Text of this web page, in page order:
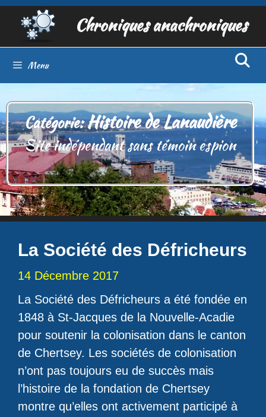
Aller
contenu
Chroniques anachroniques
Menu
Catégorie:Histoire de Lanaudière
Site indépendant sans témoin espion
La Société des Défricheurs
14 Décembre 2017
La Société des Défricheurs a été fondée en
1848 à St-Jacques de la Nouvelle-Acadie
pour soutenir la colonisation dans le canton
de Chertsey. Les sociétés de colonisation
n’ont pas toujours eu de succès mais
l’histoire de la fondation de Chertsey
montre qu’elles ont activement participé à